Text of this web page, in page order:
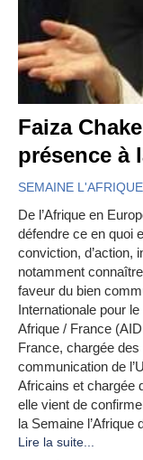
Faiza
présence à
SEMAINE
De l’Afrique en
défendre ce en quoi
conviction, d’action,
notamment
faveur du bien
Internationale pour
Afrique / France
France, chargée
communication de
Africains et chargée
elle vient de
la Semaine l’Afrique
Lire la suite...